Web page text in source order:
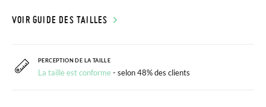
VOIR GUIDE DES TAILLES
PERCEPTION DE LA TAILLE
La taille est conforme- selon 48% des clients